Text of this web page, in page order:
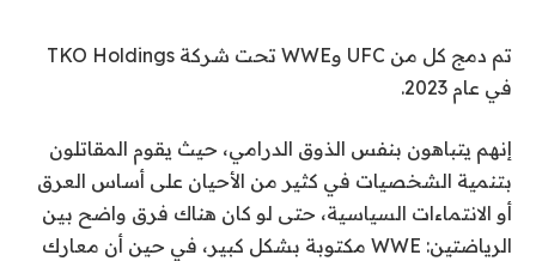
تم دمج كل من UFC وWWE تحت شركة TKO Holdings
في عام 2023.
إنهم يتباهون بنفس الذوق الدرامي، حيث يقوم المقاتلون
بتنمية الشخصيات في كثير من الأحيان على أساس العرق
أو الانتماءات السياسية، حتى لو كان هناك فرق واضح بين
الرياضتين: WWE مكتوبة بشكل كبير، في حين أن معارك